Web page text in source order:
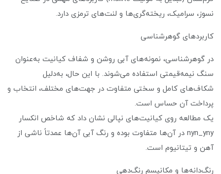
نسوز، سرامیک، ریخته‌گری‌ها و لنت‌های ترمزی دارد.
کاربرد‌های گوهرشناسی
در گوهرشناسی، نمونه‌های آبی روشن و شفاف کیانیت به‌عنوان
سنگ نیمه‌قیمتی استفاده می‌شوند. با این حال، به‌دلیل
شکاف‌های کامل و سختی متفاوت در جهت‌های مختلف، انتخاب و
پرداخت آن حساس است.
یک مطالعه روی کیانیت‌های نپالی نشان داد که شاخص انکسار
nyn_yny در آن‌ها متفاوت بوده و رنگ آبی آن‌ها عمدتاً ناشی از
آهن و تیتانیوم است.
رنگ‌دانه‌ها و مکانیسم رنگ‌دهی